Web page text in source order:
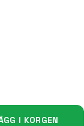
I KORGEN